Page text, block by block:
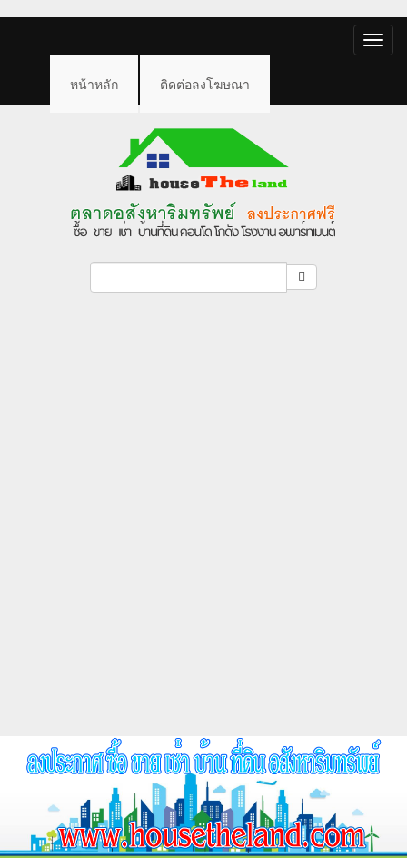
Toggle
หน้าหลัก ติดต่อลงโฆษณา